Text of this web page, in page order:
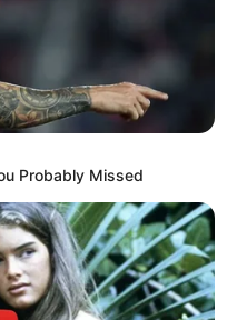
Probably Missed